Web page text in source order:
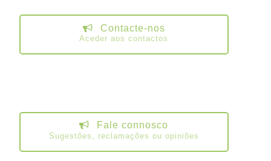
Contacte-nos
Aceder aos contactos
Fale connosco
Sugestões, reclamações ou opiniões